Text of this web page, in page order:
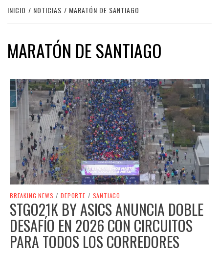
INICIO NOTICIAS MARATÓN DE SANTIAGO
MARATÓN DE SANTIAGO
BREAKING NEWS / DEPORTE / SANTIAGO
STGO21K BY ASICS ANUNCIA DOBLE
DESAFÍO EN 2026 CON CIRCUITOS
PARA TODOS LOS CORREDORES